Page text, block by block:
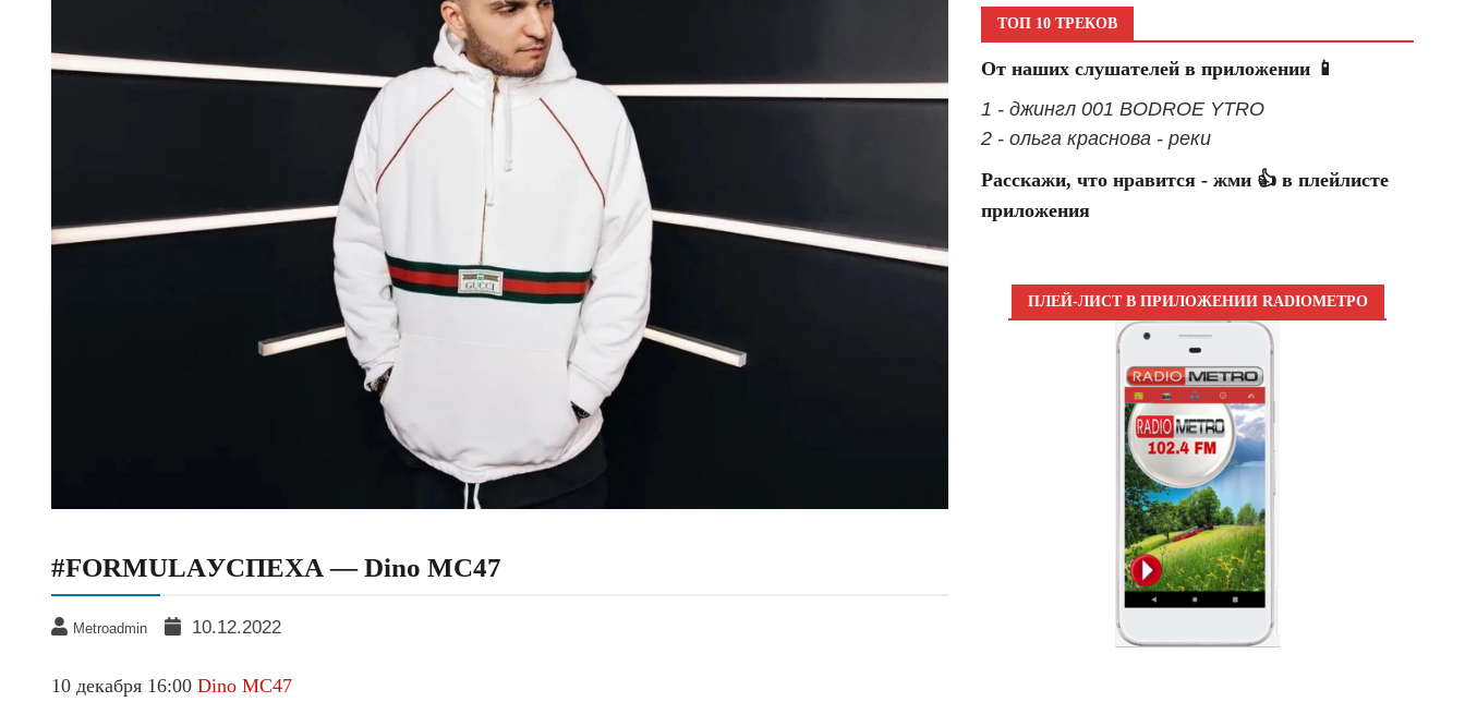
#FORMULAУСПЕХА — Dino MC47
Metroadmin 10.12.2022
10 декабря 16:00 Dino MC47
ТОП 10 ТРЕКОВ
От наших слушателей в приложении 📱
1 - джингл 001 BODROE YTRO
2 - ольга краснова - реки
Расскажи, что нравится - жми 👍 в плейлисте
приложения
ПЛЕЙ-ЛИСТ В ПРИЛОЖЕНИИ RADIOМЕТРО